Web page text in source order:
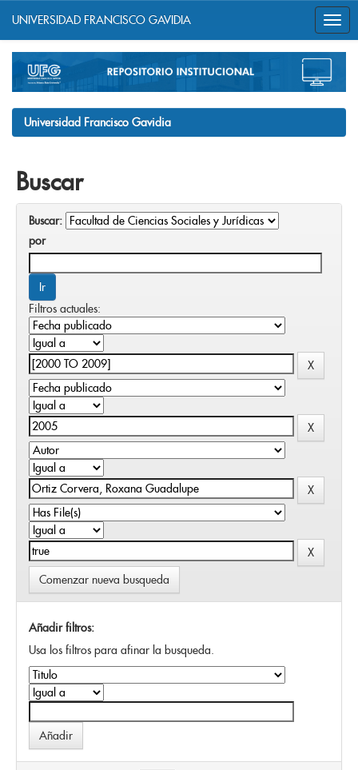
navigation
UNIVERSIDAD FRANCISCO GAVIDIA
Universidad Francisco Gavidia
Buscar
Buscar:
por
Filtros actuales:
Comenzar nueva busqueda
Añadir filtros:
Usa los filtros para afinar la busqueda.